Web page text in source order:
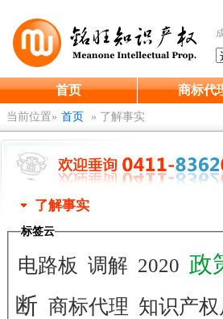
首页 商标代
当前位置» 首页 » 了解事实
了解事实
标签云
电路板 调解 2020 政
断 商标代理 知识产权